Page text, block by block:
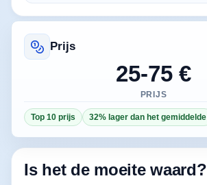
Prijs
25-75 €
PRIJS
Top 10 prijs 32% lager dan het gemiddelde
Is het de moeite waard?